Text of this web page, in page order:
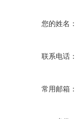
您的姓名：
联系电话：
常用邮箱：